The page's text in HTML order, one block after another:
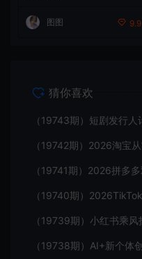
策略
图图 9.9
猜你喜欢